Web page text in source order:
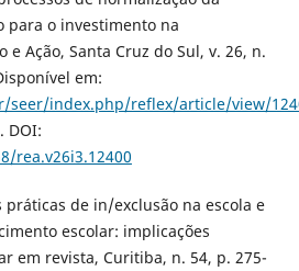
para o investimento na
e Ação, Santa Cruz do Sul, v. 26, n.
em:
seer/index.php/reflex/article/view/
DOI:
rea.v26i3.12400
práticas de in/exclusão na escola e
escolar: implicações
em revista, Curitiba, n. 54, p. 275-